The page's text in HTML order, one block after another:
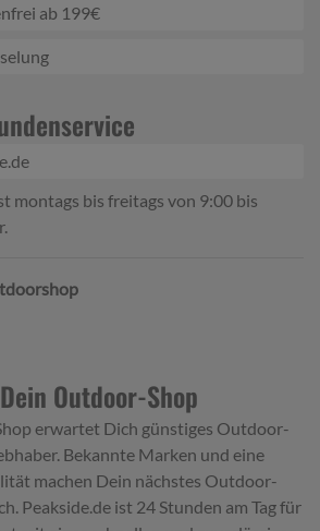
ab 199€
montags bis freitags von 9:00 bis
Outdoor-Shop
erwartet Dich günstiges Outdoor-
Bekannte Marken und eine
machen Dein nächstes Outdoor-
Peakside.de ist 24 Stunden am Tag für